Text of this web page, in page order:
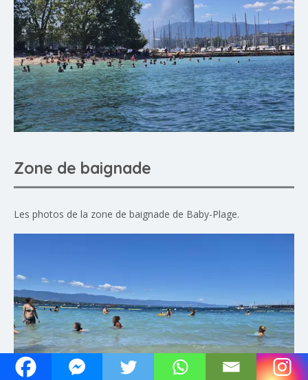
Zone de baignade
Les photos de la zone de baignade de Baby-Plage.